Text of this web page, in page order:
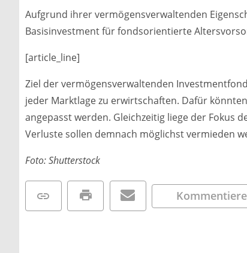
Aufgrund ihrer vermögensverwaltenden
Basisinvestment für fondsorientierte
[article_line]
Ziel der vermögensverwaltenden
jeder Marktlage zu erwirtschaften. Dafür
angepasst werden. Gleichzeitig liege der Fokus
Verluste sollen demnach möglichst vermieden
Foto: Shutterstock